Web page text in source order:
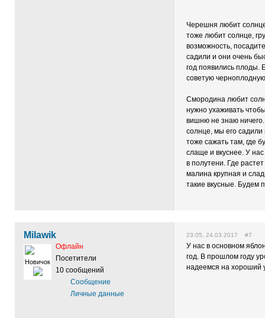
Черешня любит
тоже любит солнце,
возможность,
садили и они очень
год появились плоды.
советую
Смородина любит
нужно ухаживать
вишню не знаю
солнце, мы его
тоже сажать там, где
слаще и вкуснее. У
в полутени. Где
малина крупная и
такие вкусные. Будем
Milawik
Новичок
Офлайн
Посетители
10 сообщений
Сообщение
Личные данные
23:05, 24.03.2017 #7
У нас в основном
год. В прошлом году
надеемся на хороший